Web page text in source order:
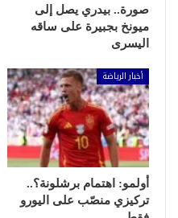
صورة.. بيدري يصل إلى
ميونخ بجبيرة على ساقه
اليسرى
أخبار الرياضة
أولمو: اهتمام برشلونة؟..
تركيزي منصّب على اليورو